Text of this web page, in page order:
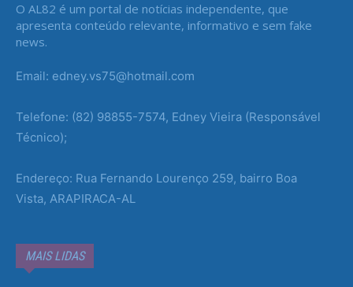
O AL82 é um portal de notícias independente, que
apresenta conteúdo relevante, informativo e sem fake
news.
Email: edney.vs75@hotmail.com
Telefone: (82) 98855-7574, Edney Vieira (Responsável
Técnico);
Endereço: Rua Fernando Lourenço 259, bairro Boa
Vista, ARAPIRACA-AL
MAIS LIDAS